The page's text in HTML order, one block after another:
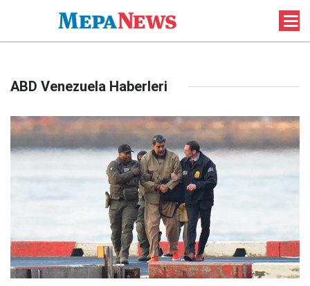
ABD Venezuela Haberleri